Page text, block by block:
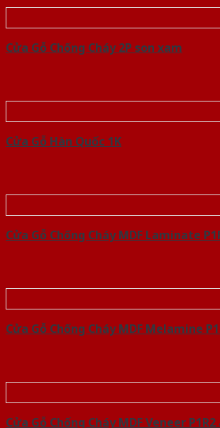
Cửa Gỗ Chống Cháy 2P son xam
Cửa Gỗ Hàn Quốc 1K
Cửa Gỗ Chống Cháy MDF Laminate
Cửa Gỗ Chống Cháy MDF Melamine
Cửa Gỗ Chống Cháy MDF Veneer P1R2